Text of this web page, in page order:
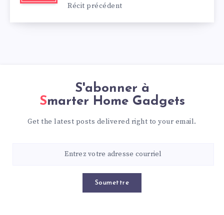
Récit précédent
S'abonner à
Smarter Home Gadgets
Get the latest posts delivered right to your email.
Soumettre